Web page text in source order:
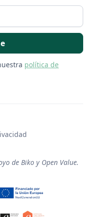
política de
de Biko y Open Value.